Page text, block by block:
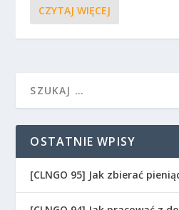
CZYTAJ WIĘCEJ
OSTATNIE WPISY
[CLNGO 95] Jak zbierać